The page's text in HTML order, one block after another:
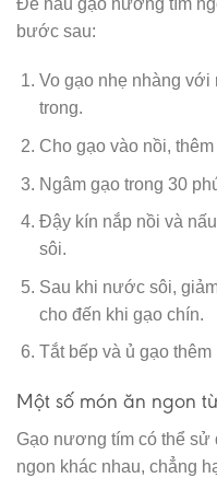
bước sau:
Vo gạo nhẹ nhàng
trong.
Cho gạo vào nồi,
Ngâm gạo trong 30
Đậy kín nắp nồi và
sôi.
Sau khi nước sôi,
cho đến khi gạo chín.
Tắt bếp và ủ gạo
Một số món ăn ngon
Gạo nương tím có thể sử
ngon khác nhau, chẳng